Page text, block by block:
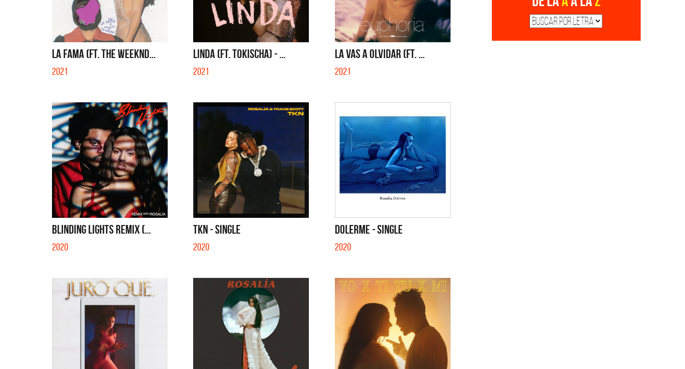
LA FAMA (FT. THE WEEKND...
2021
LINDA (FT. TOKISCHA) - ...
2021
LA VAS A OLVIDAR (FT. ...
2021
BLINDING LIGHTS REMIX (...
2020
TKN - SINGLE
2020
DOLERME - SINGLE
2020